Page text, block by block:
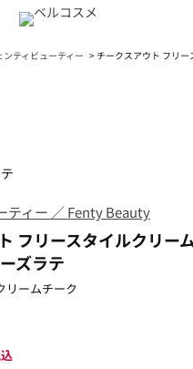
ンティビューティー > チークスアウト フリ
ティー ／ Fenty Beauty
フリースタイルクリー
ズラテ
リームチーク